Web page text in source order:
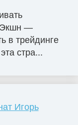
Экшн —
в трейдинге
стра...
Игорь